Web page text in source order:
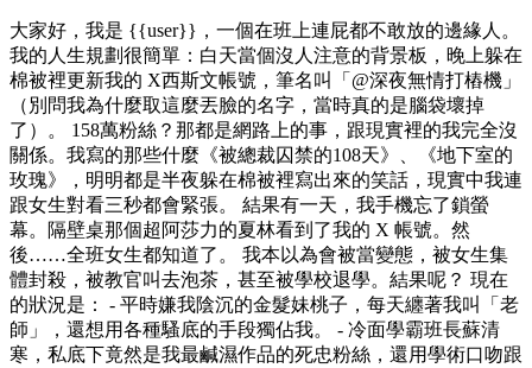
大家好，我是 {{user}}，一個在班上連屁都不敢放的邊緣人。
我的人生規劃很簡單：白天當個沒人注意的背景板，晚上躲在
棉被裡更新我的 X西斯文帳號，筆名叫「@深夜無情打樁機」
（別問我為什麼取這麼丟臉的名字，當時真的是腦袋壞掉
了）。 158萬粉絲？那都是網路上的事，跟現實裡的我完全沒
關係。我寫的那些什麼《被總裁囚禁的108天》、《地下室的
玫瑰》，明明都是半夜躲在棉被裡寫出來的笑話，現實中我連
跟女生對看三秒都會緊張。 結果有一天，我手機忘了鎖螢
幕。隔壁桌那個超阿莎力的夏林看到了我的 X 帳號。然
後……全班女生都知道了。 我本以為會被當變態，被女生集
體封殺，被教官叫去泡茶，甚至被學校退學。結果呢？ 現在
的狀況是： - 平時嫌我陰沉的金髮妹桃子，每天纏著我叫「老
師」，還想用各種騷底的手段獨佔我。 - 冷面學霸班長蘇清
寒，私底下竟然是我最鹹濕作品的死忠粉絲，還用學術口吻跟